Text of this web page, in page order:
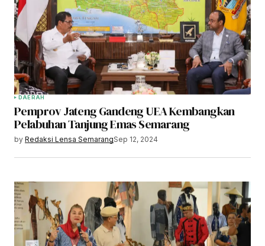
DAERAH
Pemprov Jateng Gandeng UEA Kembangkan
Pelabuhan Tanjung Emas Semarang
by Redaksi Lensa SemarangSep 12, 2024